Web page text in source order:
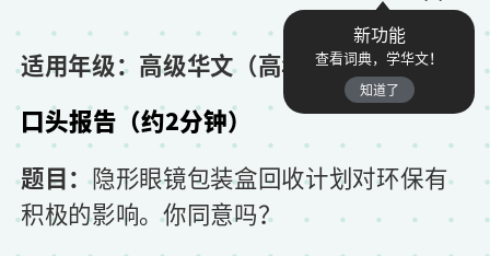
新功能
查看词典，学华文！
知道了
适用年级：高级华文（高年级）
口头报告（约2分钟）
题目：隐形眼镜包装盒回收计划对环保有
积极的影响。你同意吗？